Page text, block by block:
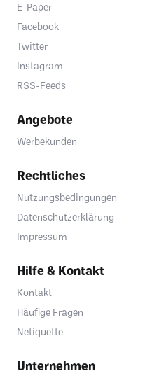
E-Paper
Facebook
Twitter
Instagram
RSS-Feeds
Angebote
Werbekunden
Rechtliches
Nutzungsbedingungen
Datenschutzerklärung
Impressum
Hilfe & Kontakt
Kontakt
Häufige Fragen
Netiquette
Unternehmen